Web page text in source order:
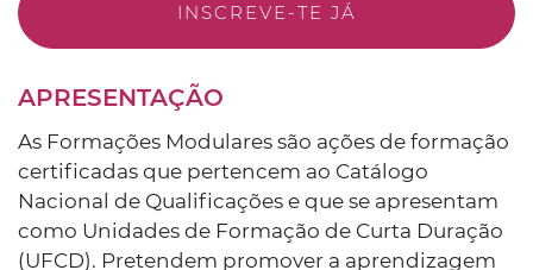
APRESENTAÇÃO
As Formações Modulares são ações de formação
certificadas que pertencem ao Catálogo
Nacional de Qualificações e que se apresentam
como Unidades de Formação de Curta Duração
(UFCD). Pretendem promover a aprendizagem
INSCREVE-TE JÁ